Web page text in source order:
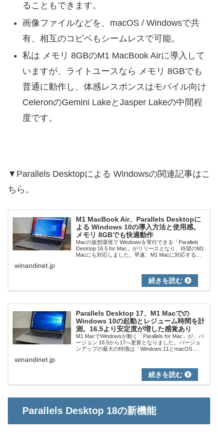
ることもできます。
画像ファイルなどを、macOS / Windowsで共
有、相互のコピペもシームレスで可能。
私は メモリ 8GBのM1 MacBook Airに導入して
いますが、ライトユースなら メモリ 8GBでも
普通に動作し、体感レスポンスはモバイル向け
CeleronのGemini LakeとJasper Lakeの中間程
度です。
▼Parallels Desktopによる Windowsの関連記事はこ
ちら。
M1 MacBook Air、Parallels Desktopに
よる Windows 10の導入方法と使用感。
メモリ 8GBでも快適動作
Macの仮想環境で Windowsを実行できる「Parallels
Desktop 16.5 for Mac」がリリースとなり、待望のM1
Macにも対応しました。早速、M1 Macに対応する
winandinet.jp
Parallels Desktop 17、M1 Macでの
Windows 10の起動とレジューム時間を計
測。16.5より安定度が増した感覚あり
M1 MacでWindowsが動く「Parallels for Mac」が、バ
ージョン 16.5から17へ更新となりました。バージョ
ンアップの最大の特徴は「Windows 11とmacOS
winandinet.jp
Parallels Desktop 18の新機能